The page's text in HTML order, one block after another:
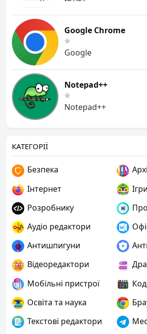
Google Chrome
Google
Notepad++
Notepad++
КАТЕГОРІЇ
Безпека
Інтернет
Ігри
Розробнику
Аудіо редактори
Антишпигуни
Відеоредактори
Мобільні пристрої
Освіта та наука
Текстові редактори